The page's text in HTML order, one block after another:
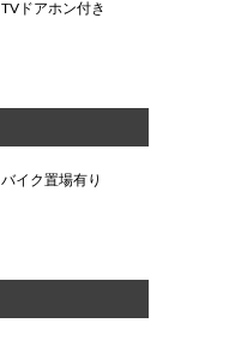
TVドアホン付き
バイク置場有り